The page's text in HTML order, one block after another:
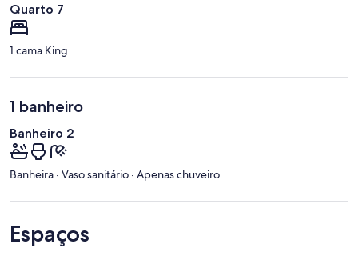
Quarto 7
1 cama King
1 banheiro
Banheiro 2
Banheira · Vaso sanitário · Apenas chuveiro
Espaços